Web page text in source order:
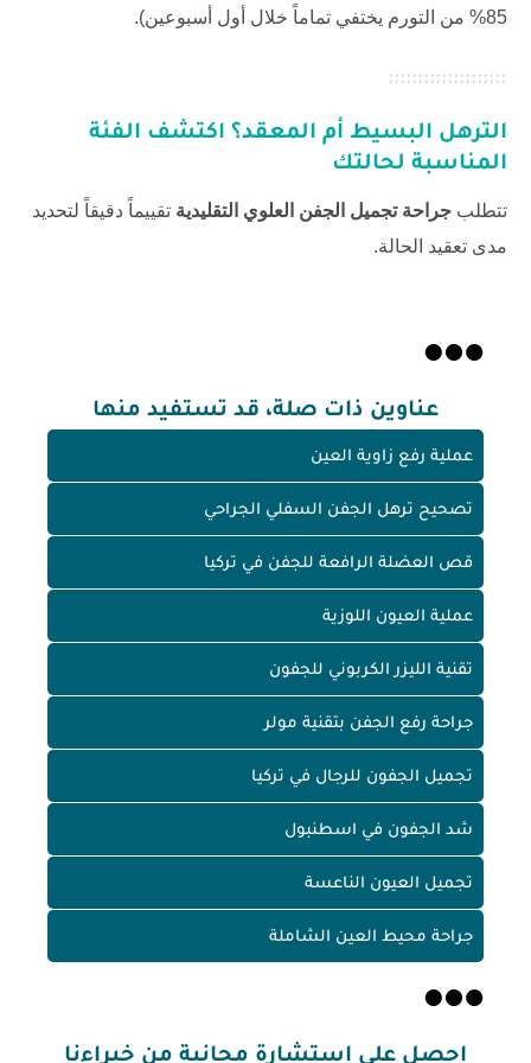
85% من التورم يختفي تماماً خلال أول أسبوعين).
الترهل البسيط أم المعقد؟ اكتشف الفئة
المناسبة لحالتك
تتطلب جراحة تجميل الجفن العلوي التقليدية تقييماً دقيقاً لتحديد
مدى تعقيد الحالة.
عناوين ذات صلة، قد تستفيد منها
عملية رفع زاوية العين
تصحيح ترهل الجفن السفلي الجراحي
قص العضلة الرافعة للجفن في تركيا
عملية العيون اللوزية
تقنية الليزر الكربوني للجفون
جراحة رفع الجفن بتقنية مولر
تجميل الجفون للرجال في تركيا
شد الجفون في اسطنبول
تجميل العيون الناعسة
جراحة محيط العين الشاملة
احصل على استشارة مجانية من خبراءنا